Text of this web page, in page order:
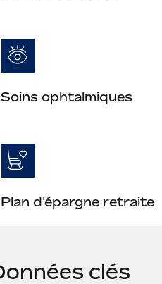
Soins ophtalmiques
Plan d'épargne retraite
clés